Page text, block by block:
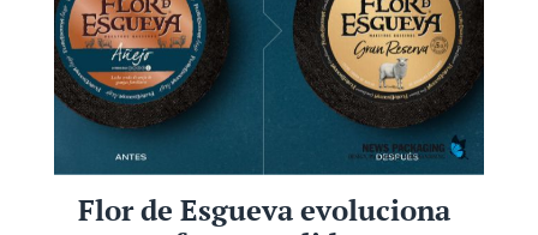
Flor de Esgueva evoluciona